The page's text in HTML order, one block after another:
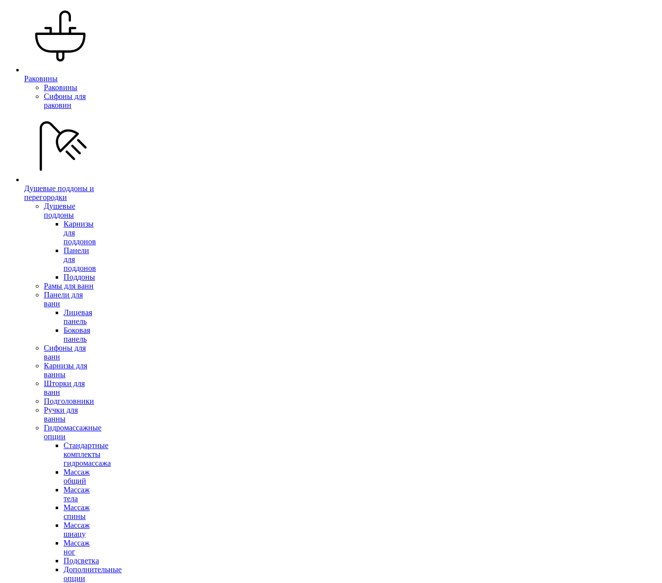
Раковины
Раковины
Сифоны для
раковин
Душевые поддоны и
перегородки
Душевые
поддоны
Карнизы
для
поддонов
Панели
для
поддонов
Поддоны
Рамы для ванн
Панели для
ванн
Лицевая
панель
Боковая
панель
Сифоны для
ванн
Карнизы для
ванны
Шторки для
ванн
Подголовники
Ручки для
ванны
Гидромассажные
опции
Стандартные
комплекты
гидромассажа
Массаж
общий
Массаж
тела
Массаж
спины
Массаж
шиацу
Массаж
ног
Подсветка
Дополнительные
опции